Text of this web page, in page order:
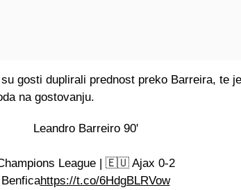
gosti duplirali prednost preko Barreira, te
na gostovanju.
Leandro Barreiro 90'
League | 🇪🇺 Ajax 0-2
Benficahttps://t.co/6HdgBLRVow